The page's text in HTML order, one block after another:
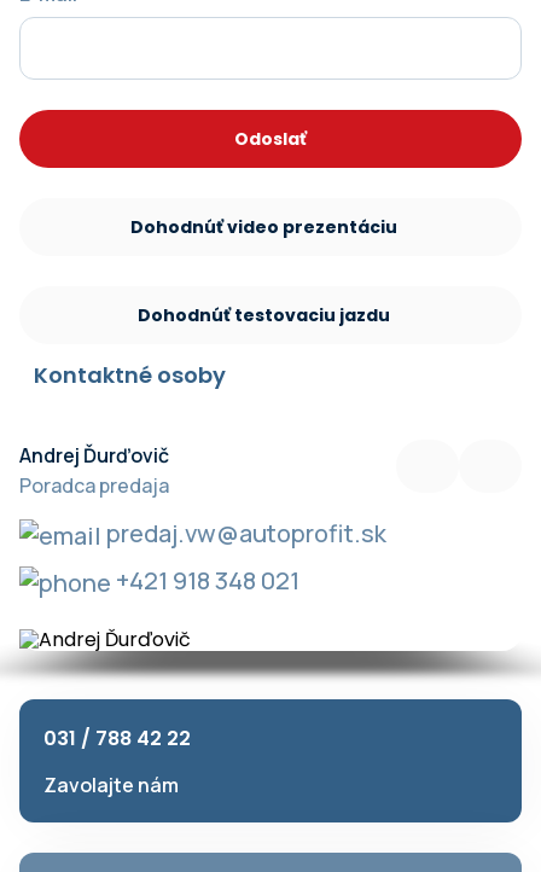
Odoslať
Dohodnúť video prezentáciu
Dohodnúť testovaciu jazdu
Kontaktné osoby
Andrej Ďurďovič
Poradca predaja
predaj.vw@autoprofit.sk
+421 918 348 021
predaj.vw@autoprofit.sk
+421 911 471 581
031 / 788 42 22
Zavolajte nám